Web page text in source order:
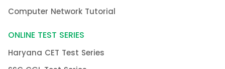
Computer Network Tutorial
ONLINE TEST SERIES
Haryana CET Test Series